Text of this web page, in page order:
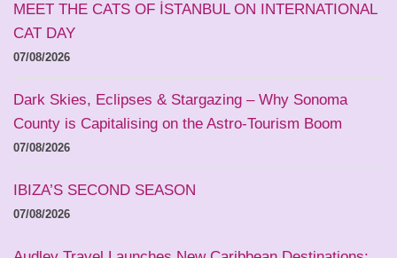
MEET THE CATS OF İSTANBUL ON INTERNATIONAL
CAT DAY
07/08/2026
Dark Skies, Eclipses & Stargazing – Why Sonoma
County is Capitalising on the Astro-Tourism Boom
07/08/2026
IBIZA’S SECOND SEASON
07/08/2026